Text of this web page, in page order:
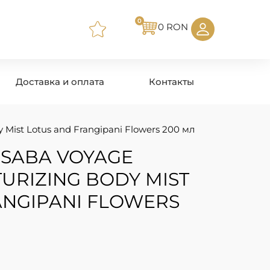
0 RON
0
Доставка и оплата Контакты
Mist Lotus and Frangipani Flowers 200 мл
VOYAGE
BODY MIST
FLOWERS